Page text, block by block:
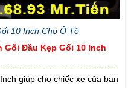
10 Inch Cho Ô Tô
Gối Đầu Kẹp Gối 10 Inch
giúp cho chiếc xe của bạn